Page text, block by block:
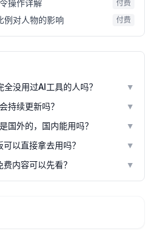
操作详解 付费
例对人物的影响 付费
没用过AI工具的人吗？
▼
持续更新吗？
▼
国外的，国内能用吗？
▼
以直接拿去用吗？
▼
费内容可以先看？
▼